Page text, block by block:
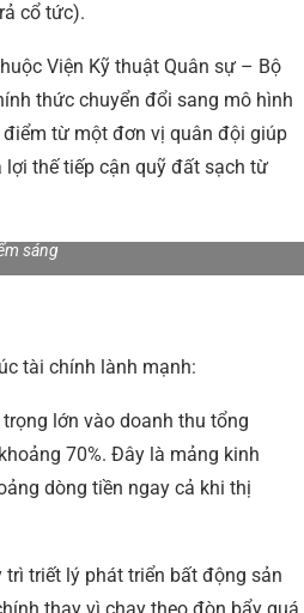
cổ tức).
Viện Kỹ thuật Quân sự – Bộ
thức chuyển đổi sang mô hình
điểm từ một đơn vị quân đội giúp
thế tiếp cận quỹ đất sạch từ
sáng
tài chính lành mạnh:
lớn vào doanh thu tổng
70%. Đây là mảng kinh
dòng tiền ngay cả khi thị
triết lý phát triển bất động sản